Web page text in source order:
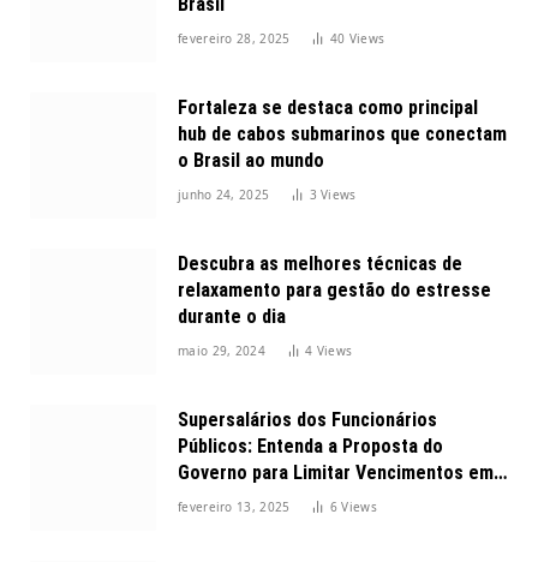
fevereiro 28, 2025 40 Views
Fortaleza se destaca como principal
hub de cabos submarinos que conectam
o Brasil ao mundo
junho 24, 2025 3Views
Descubra as melhores técnicas de
relaxamento para gestão do estresse
durante o dia
maio 29, 2024 4 Views
Supersalários dos Funcionários
Públicos: Entenda a Proposta do
Governo para Limitar Vencimentos em
2025
fevereiro 13, 2025 6Views